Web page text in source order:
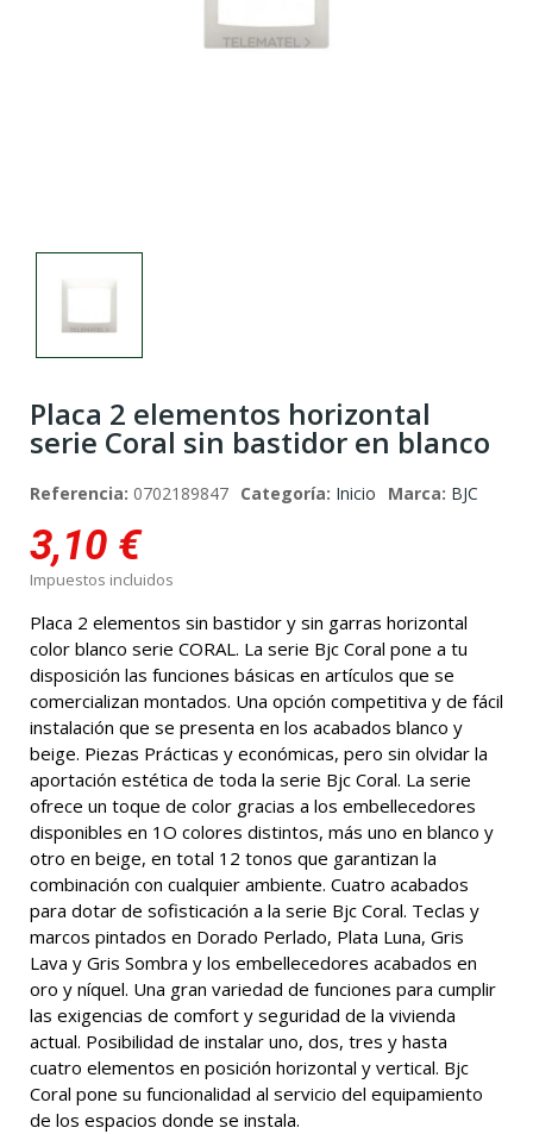
Placa 2 elementos horizontal
serie Coral sin bastidor en blanco
Referencia: 0702189847 Categoría: Inicio Marca: BJC
3,10 €
Impuestos incluidos
Placa 2 elementos sin bastidor y sin garras horizontal
color blanco serie CORAL. La serie Bjc Coral pone a tu
disposición las funciones básicas en artículos que se
comercializan montados. Una opción competitiva y de fácil
instalación que se presenta en los acabados blanco y
beige. Piezas Prácticas y económicas, pero sin olvidar la
aportación estética de toda la serie Bjc Coral. La serie
ofrece un toque de color gracias a los embellecedores
disponibles en 1O colores distintos, más uno en blanco y
otro en beige, en total 12 tonos que garantizan la
combinación con cualquier ambiente. Cuatro acabados
para dotar de sofisticación a la serie Bjc Coral. Teclas y
marcos pintados en Dorado Perlado, Plata Luna, Gris
Lava y Gris Sombra y los embellecedores acabados en
oro y níquel. Una gran variedad de funciones para cumplir
las exigencias de comfort y seguridad de la vivienda
actual. Posibilidad de instalar uno, dos, tres y hasta
cuatro elementos en posición horizontal y vertical. Bjc
Coral pone su funcionalidad al servicio del equipamiento
de los espacios donde se instala.